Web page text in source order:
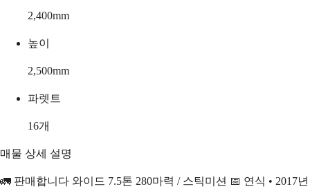
2,400mm
높이
2,500mm
파렛트
16개
매물 상세 설명
🚛 판매합니다 와이드 7.5톤 280마력 / 스틱미션 📅 연식 • 2017년